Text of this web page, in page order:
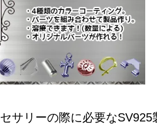
サリーの際に必要なSV925